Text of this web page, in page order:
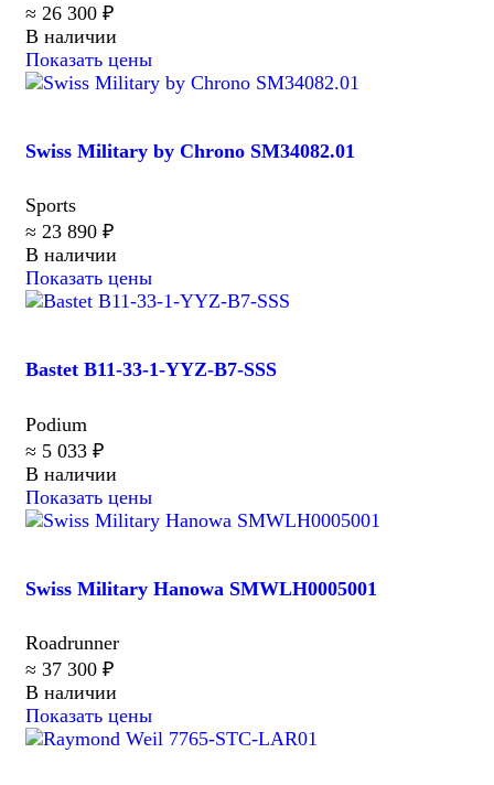
≈ 26 300 ₽
В наличии
Показать цены
Swiss Military by Chrono SM34082.01
Sports
≈ 23 890 ₽
В наличии
Показать цены
Bastet B11-33-1-YYZ-B7-SSS
Podium
≈ 5 033 ₽
В наличии
Показать цены
Swiss Military Hanowa SMWLH0005001
Roadrunner
≈ 37 300 ₽
В наличии
Показать цены